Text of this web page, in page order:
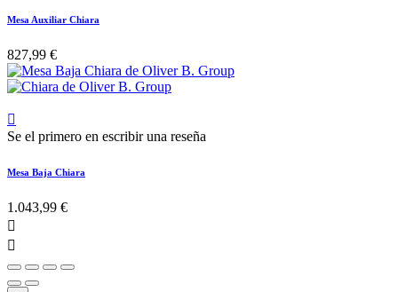
Mesa Auxiliar Chiara
827,99 €

Se el primero en escribir una reseña
Mesa Baja Chiara
1.043,99 €

